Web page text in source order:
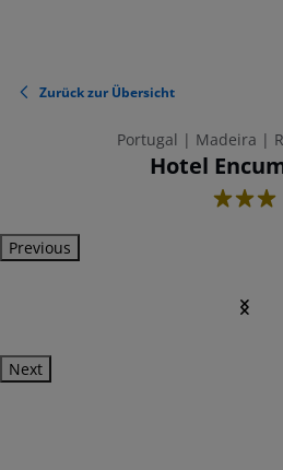
Zurück zur Übersicht
Portugal | Madeira |
Hotel
3
Previous
Next